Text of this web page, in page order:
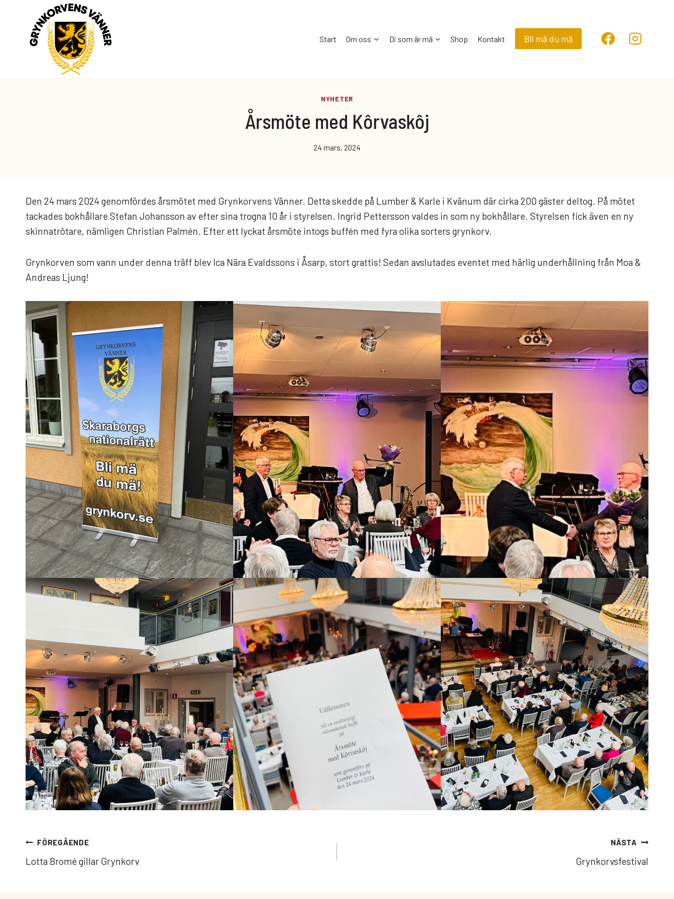
content
Start Om oss Di som är mä Shop Kontakt Bli mä du mä
NYHETER
Årsmöte med Kôrvaskôj
24 mars, 2024
Den 24 mars 2024 genomfördes årsmötet med Grynkorvens Vänner. Detta skedde på Lumber & Karle i Kvänum där cirka 200 gäster deltog. På mötet
tackades bokhållare Stefan Johansson av efter sina trogna 10 år i styrelsen. Ingrid Pettersson valdes in som ny bokhållare. Styrelsen fick även en ny
skinnatrôtare, nämligen Christian Palmén. Efter ett lyckat årsmöte intogs buffén med fyra olika sorters grynkorv.
Grynkorven som vann under denna träff blev Ica Nära Evaldssons i Åsarp, stort grattis! Sedan avslutades eventet med härlig underhållning från Moa &
Andreas Ljung!
Inläggsnavigering
FÖREGÅENDE
Lotta Bromé gillar Grynkorv
NÄSTA
Grynkorvsfestival